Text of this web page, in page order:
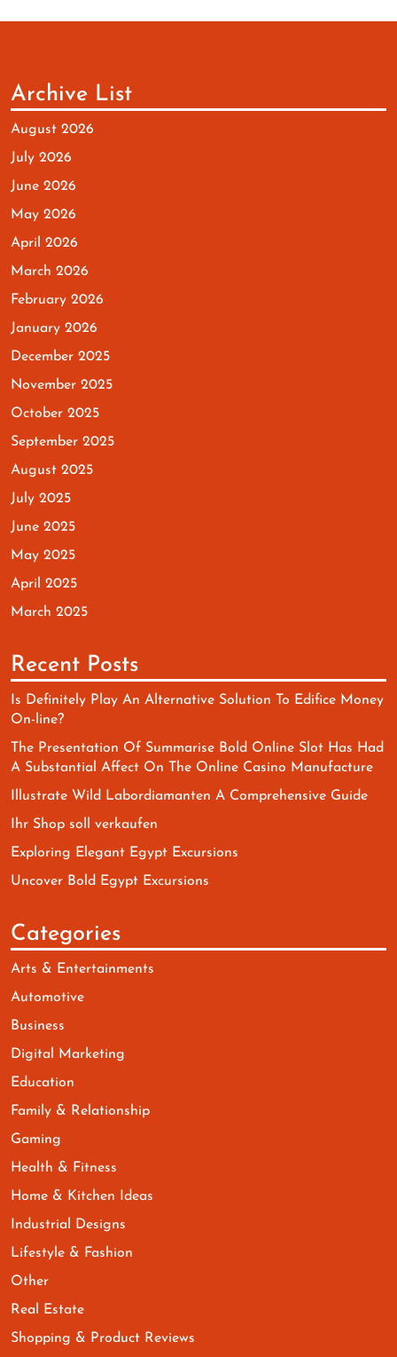
Archive List
August 2026
July 2026
June 2026
May 2026
April 2026
March 2026
February 2026
January 2026
December 2025
November 2025
October 2025
September 2025
August 2025
July 2025
June 2025
May 2025
April 2025
March 2025
Recent Posts
Is Definitely Play An Alternative Solution To Edifice Money
On-line?
The Presentation Of Summarise Bold Online Slot Has Had
A Substantial Affect On The Online Casino Manufacture
Illustrate Wild Labordiamanten A Comprehensive Guide
Ihr Shop soll verkaufen
Exploring Elegant Egypt Excursions
Uncover Bold Egypt Excursions
Categories
Arts & Entertainments
Automotive
Business
Digital Marketing
Education
Family & Relationship
Gaming
Health & Fitness
Home & Kitchen Ideas
Industrial Designs
Lifestyle & Fashion
Other
Real Estate
Shopping & Product Reviews